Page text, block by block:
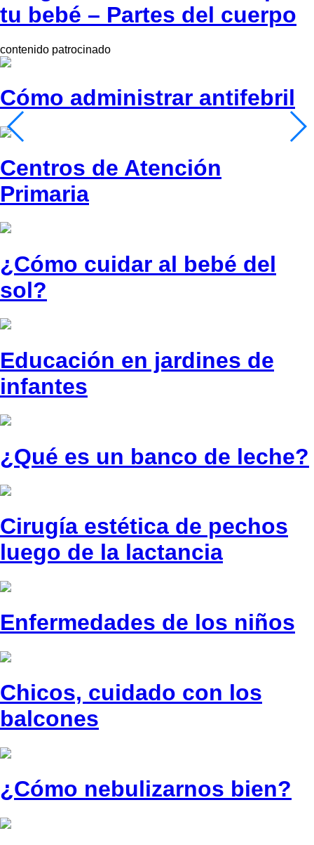
tu bebé – Partes del cuerpo
contenido patrocinado
Cómo administrar antifebril
Centros de Atención
Primaria
¿Cómo cuidar al bebé del
sol?
Educación en jardines de
infantes
¿Qué es un banco de leche?
Cirugía estética de pechos
luego de la lactancia
Enfermedades de los niños
Chicos, cuidado con los
balcones
¿Cómo nebulizarnos bien?